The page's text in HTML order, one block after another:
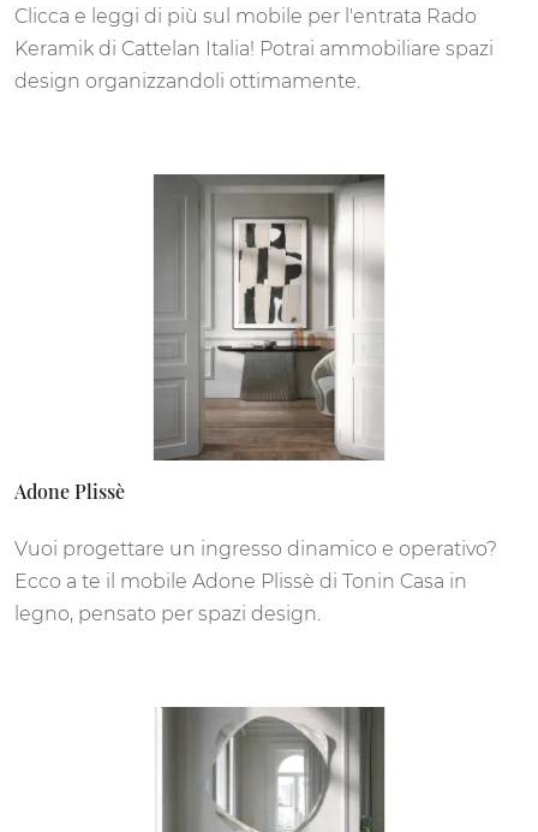
Clicca e leggi di più sul mobile per l'entrata Rado
Keramik di Cattelan Italia! Potrai ammobiliare spazi
design organizzandoli ottimamente.
Adone Plissè
Vuoi progettare un ingresso dinamico e operativo?
Ecco a te il mobile Adone Plissè di Tonin Casa in
legno, pensato per spazi design.